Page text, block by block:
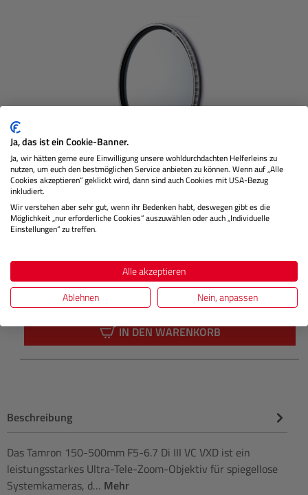
AIR UV silber (82mm)
€ 94,99
IN DEN WARENKORB
Beschreibung
Das Tamron 150-500mm F5-6.7 Di III VC VXD ist ein
leistungsstarkes Ultra-Tele-Zoom-Objektiv für spiegellose
Systemkameras, d… Mehr
Ja, das ist ein Cookie-Banner.
Ja, wir hätten gerne eure Einwilligung unsere wohldurchdachten Helferleins zu
nutzen, um euch den bestmöglichen Service anbieten zu können. Wenn auf „Alle
Cookies akzeptieren“ geklickt wird, dann sind auch Cookies mit USA-Bezug
inkludiert.
Wir verstehen aber sehr gut, wenn ihr Bedenken habt, deswegen gibt es die
Möglichkeit „nur erforderliche Cookies“ auszuwählen oder auch „Individuelle
Einstellungen“ zu treffen.
Alle akzeptieren
Ablehnen
Nein, anpassen